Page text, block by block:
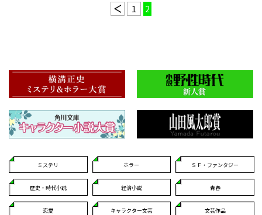
1 2
ミステリ ホラー ＳＦ・ファンタジー
歴史・時代小説 経済小説 青春
恋愛 キャラクター文芸 文芸作品